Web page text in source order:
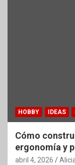
HOBBY IDEAS
Cómo
ergonomía y
abril 4, 2026